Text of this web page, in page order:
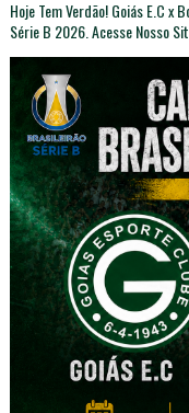
Hoje Tem Verdão! Goiás E.C
Série B 2026. Acesse Nosso